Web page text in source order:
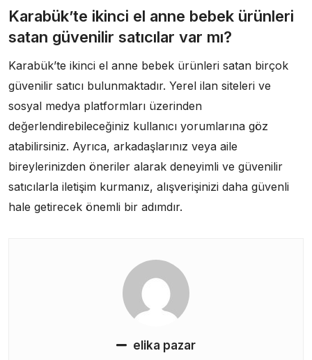
Karabük’te ikinci el anne bebek ürünleri
satan güvenilir satıcılar var mı?
Karabük’te ikinci el anne bebek ürünleri satan birçok
güvenilir satıcı bulunmaktadır. Yerel ilan siteleri ve
sosyal medya platformları üzerinden
değerlendirebileceğiniz kullanıcı yorumlarına göz
atabilirsiniz. Ayrıca, arkadaşlarınız veya aile
bireylerinizden öneriler alarak deneyimli ve güvenilir
satıcılarla iletişim kurmanız, alışverişinizi daha güvenli
hale getirecek önemli bir adımdır.
elika pazar